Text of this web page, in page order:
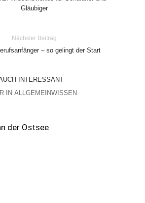
Gläubiger
Nächster Beitrag
– so gelingt der Start
INTERESSANT
IN ALLGEMEINWISSEN
der Ostsee